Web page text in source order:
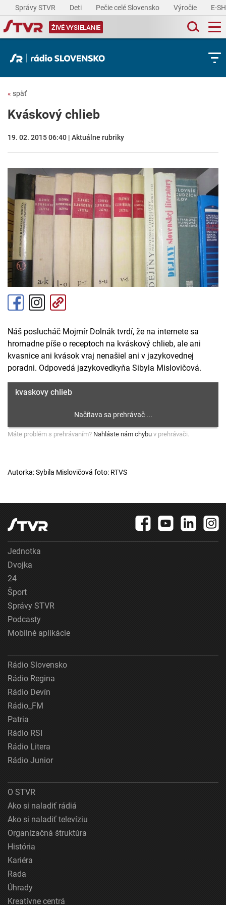
Správy STVR Deti Pečie celé Slovensko Výročie E-
ŽIVÉ VYSIELANIE
« späť
Kváskový chlieb
19. 02. 2015 06:40 | Aktuálne rubriky
Náš poslucháč Mojmír Dolnák tvrdí, že na internete sa
hromadne píše o receptoch na kváskový chlieb, ale ani
kvasnice ani kvások vraj nenašiel ani v jazykovednej
poradni. Odpovedá jazykovedkyňa Sibyla Mislovičová.
kvaskovy chlieb
Máte problém s prehrávaním? Nahláste nám chybu v prehrávači.
Autorka: Sybila Mislovičová foto: RTVS
Jednotka
Dvojka
24
Šport
Správy STVR
Podcasty
Mobilné aplikácie
Rádio Slovensko
Rádio Regina
Rádio Devín
Rádio_FM
Patria
Rádio RSI
Rádio Litera
Rádio Junior
O STVR
Ako si naladiť rádiá
Ako si naladiť televíziu
Organizačná štruktúra
História
Kariéra
Rada
Úhrady
Kreatívne centrá